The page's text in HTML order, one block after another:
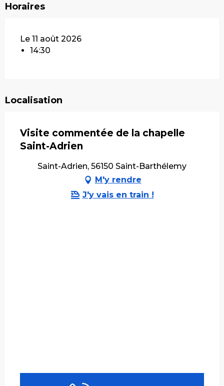
Horaires
Le 11 août 2026
14:30
Localisation
Visite commentée de la chapelle
Saint-Adrien
Saint-Adrien, 56150 Saint-Barthélemy
M'y rendre
J'y vais en train !